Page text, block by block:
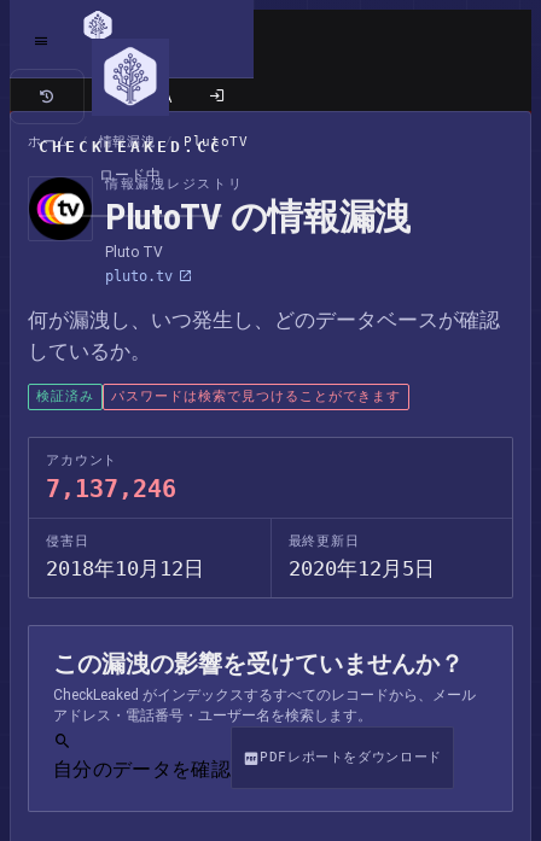
CHECKLEAKED.CC
ロード中
クラシックサイト
ホーム / 情報漏洩 / PlutoTV
情報漏洩レジストリ
PlutoTV の情報漏洩
Pluto TV
pluto.tv
何が漏洩し、いつ発生し、どのデータベースが確認
しているか。
検証済み パスワードは検索で見つけることができます
アカウント
7,137,246
侵害日
2018年10月12日
最終更新日
2020年12月5日
この漏洩の影響を受けていませんか？
CheckLeaked がインデックスするすべてのレコードから、メール
アドレス・電話番号・ユーザー名を検索します。
自分のデータを確認
PDFレポートをダウンロード